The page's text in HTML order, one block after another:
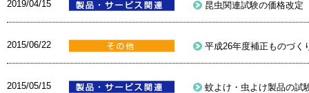
2019/04/15 昆虫関連試験の価格改定
2015/06/22 平成26年度補正ものづく
2015/05/15 蚊よけ・虫よけ製品の試